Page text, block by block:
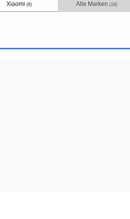
Xiaomi(6) Alle Marken(18)